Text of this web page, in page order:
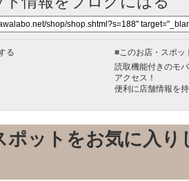
る ■このお店・スポッ
読取機能付きのモ
アクセス！
便利に店舗情報を
ポットをお気に入